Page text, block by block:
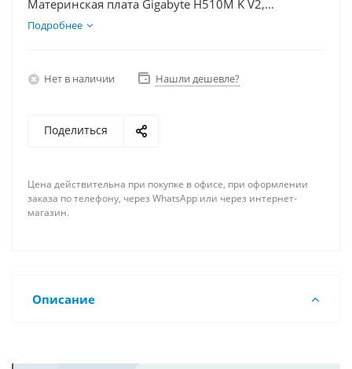
Материнская плата Gigabyte H510M K V2,
Видеокарта RTX 3060Ti 8Гб, Память DDR4 64Gb,
Подробнее
Нет в наличии Нашли дешевле?
Поделиться
Цена действительна при покупке в офисе, при оформлении
заказа по телефону, через WhatsApp или через интернет-
магазин.
Описание